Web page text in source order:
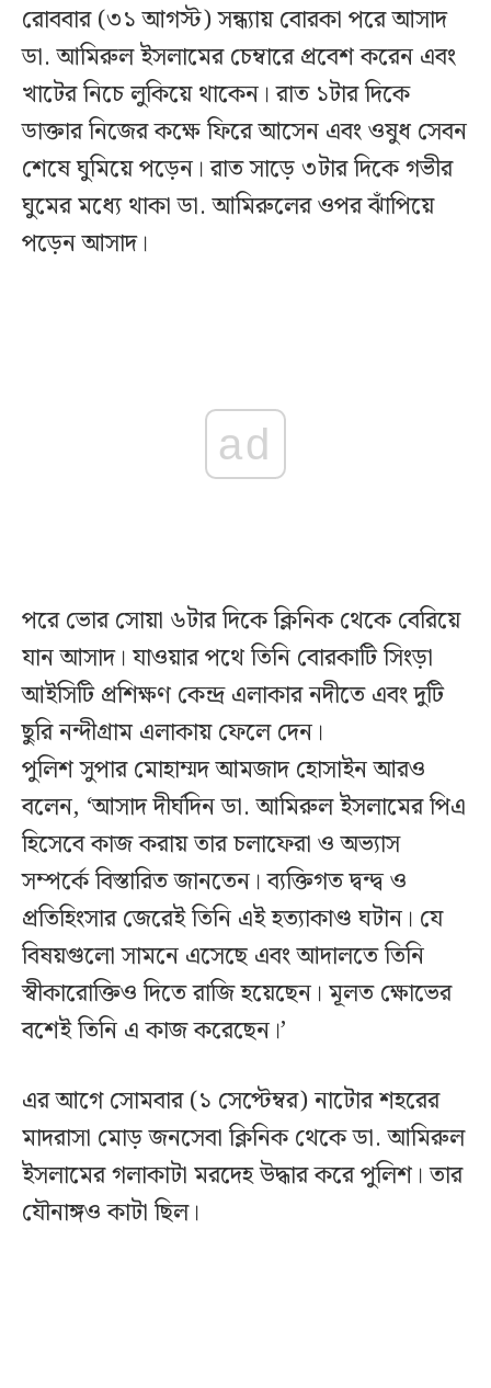
রোববার (৩১ আগস্ট) সন্ধ্যায় বোরকা পরে আসাদ
ডা. আমিরুল ইসলামের চেম্বারে প্রবেশ করেন এবং
খাটের নিচে লুকিয়ে থাকেন। রাত ১টার দিকে
ডাক্তার নিজের কক্ষে ফিরে আসেন এবং ওষুধ সেবন
শেষে ঘুমিয়ে পড়েন। রাত সাড়ে ৩টার দিকে গভীর
ঘুমের মধ্যে থাকা ডা. আমিরুলের ওপর ঝাঁপিয়ে
পড়েন আসাদ।
ad
পরে ভোর সোয়া ৬টার দিকে ক্লিনিক থেকে বেরিয়ে
যান আসাদ। যাওয়ার পথে তিনি বোরকাটি সিংড়া
আইসিটি প্রশিক্ষণ কেন্দ্র এলাকার নদীতে এবং দুটি
ছুরি নন্দীগ্রাম এলাকায় ফেলে দেন।
পুলিশ সুপার মোহাম্মদ আমজাদ হোসাইন আরও
বলেন, ‘আসাদ দীর্ঘদিন ডা. আমিরুল ইসলামের পিএ
হিসেবে কাজ করায় তার চলাফেরা ও অভ্যাস
সম্পর্কে বিস্তারিত জানতেন। ব্যক্তিগত দ্বন্দ্ব ও
প্রতিহিংসার জেরেই তিনি এই হত্যাকাণ্ড ঘটান। যে
বিষয়গুলো সামনে এসেছে এবং আদালতে তিনি
স্বীকারোক্তিও দিতে রাজি হয়েছেন। মূলত ক্ষোভের
বশেই তিনি এ কাজ করেছেন।’
এর আগে সোমবার (১ সেপ্টেম্বর) নাটোর শহরের
মাদরাসা মোড় জনসেবা ক্লিনিক থেকে ডা. আমিরুল
ইসলামের গলাকাটা মরদেহ উদ্ধার করে পুলিশ। তার
যৌনাঙ্গও কাটা ছিল।